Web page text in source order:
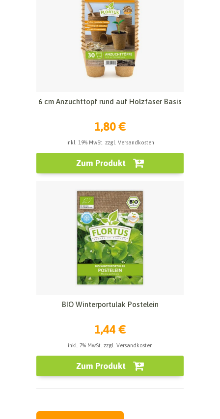
6 cm Anzuchttopf rund auf Holzfaser Basis
1,80 €
inkl. 19% MwSt. zzgl. Versandkosten
Zum Produkt
BIO Winterportulak Postelein
1,44 €
inkl. 7% MwSt. zzgl. Versandkosten
Zum Produkt